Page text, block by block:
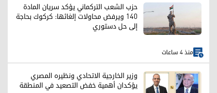
حزب الشعب التركماني يؤكد سريان المادة
140 ويرفض محاولات إلغائها: كركوك بحاجة
إلى حل دستوري
منذ 4 ساعات
وزير الخارجية الاتحادي ونظيره المصري
يؤكدان أهمية خفض التصعيد في المنطقة